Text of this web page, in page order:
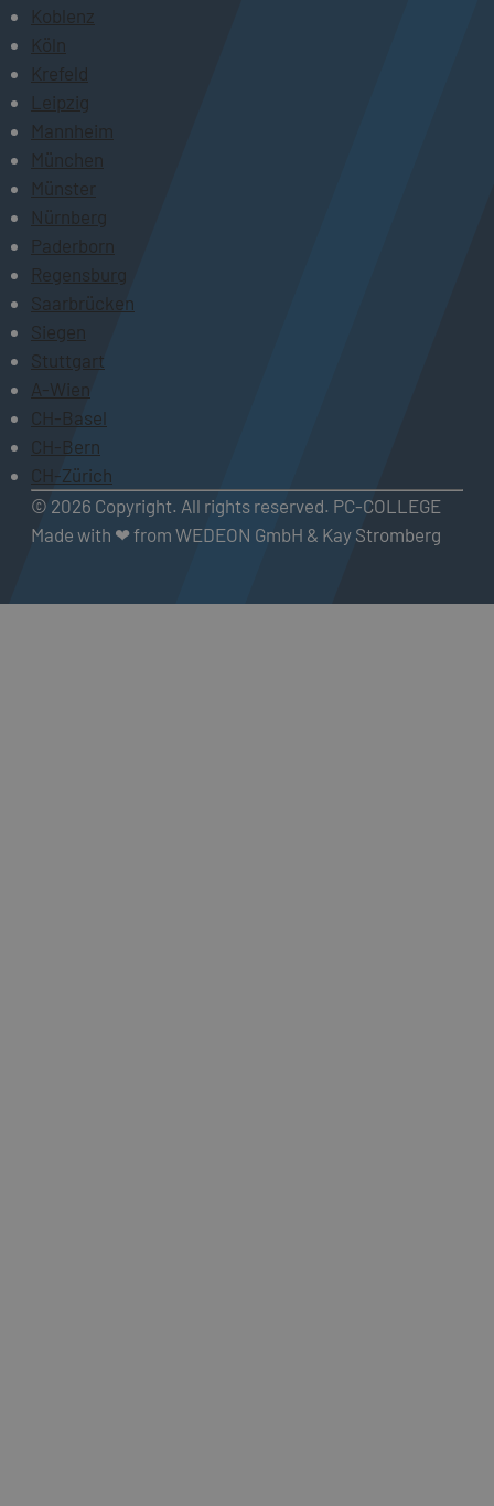
Koblenz
Köln
Krefeld
Leipzig
Mannheim
München
Münster
Nürnberg
Paderborn
Regensburg
Saarbrücken
Siegen
Stuttgart
A-Wien
CH-Basel
CH-Bern
CH-Zürich
© 2026 Copyright. All rights reserved. PC-COLLEGE
Made with ❤ from WEDEON GmbH & Kay Stromberg